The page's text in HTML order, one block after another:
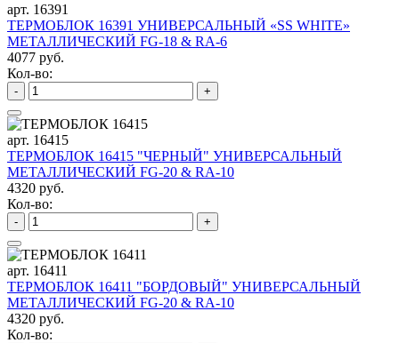
арт. 16391
ТЕРМОБЛОК 16391 УНИВЕРСАЛЬНЫЙ «SS WHITE»
МЕТАЛЛИЧЕСКИЙ FG-18 & RA-6
4077 руб.
Кол-во:
- +
арт. 16415
ТЕРМОБЛОК 16415 "ЧЕРНЫЙ" УНИВЕРСАЛЬНЫЙ
МЕТАЛЛИЧЕСКИЙ FG-20 & RA-10
4320 руб.
Кол-во:
- +
арт. 16411
ТЕРМОБЛОК 16411 "БОРДОВЫЙ" УНИВЕРСАЛЬНЫЙ
МЕТАЛЛИЧЕСКИЙ FG-20 & RA-10
4320 руб.
Кол-во: